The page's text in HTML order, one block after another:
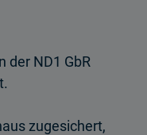
der ND1 GbR
zugesichert,